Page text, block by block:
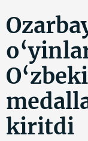
kiritdi